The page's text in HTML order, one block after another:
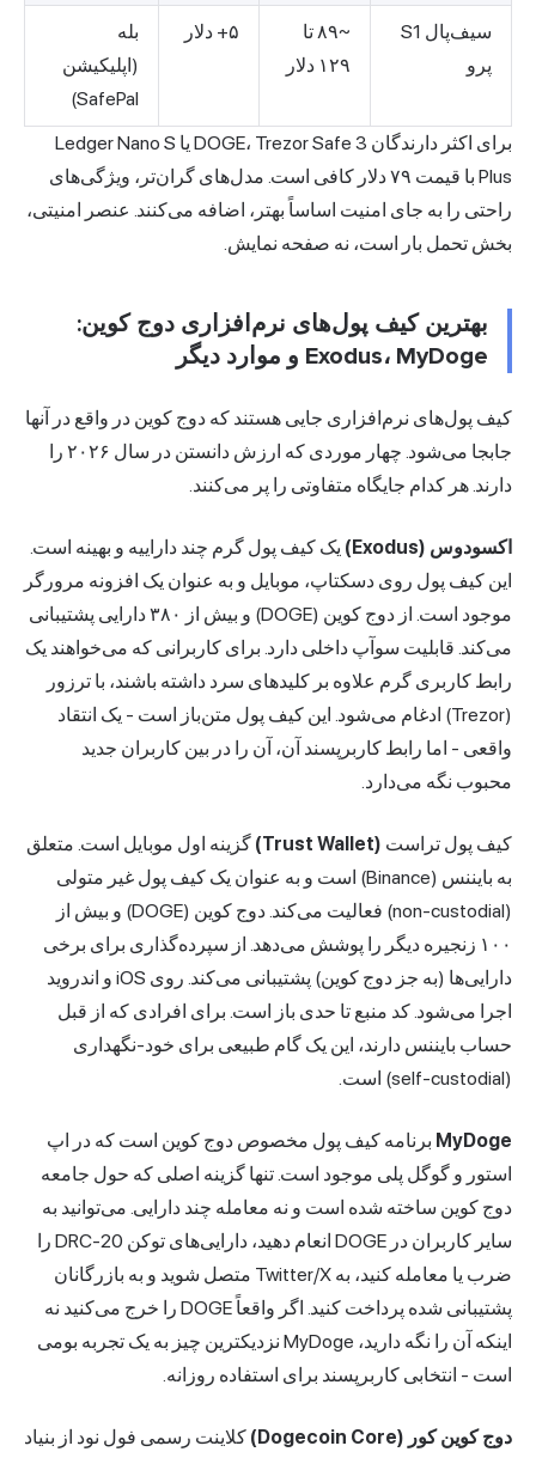
سیف‌پال S1
پرو
~۸۹ تا
۱۲۹ دلار
۵+ دلار
بله
(اپلیکیشن
SafePal)
برای اکثر دارندگان DOGE، Trezor Safe 3 یا Ledger Nano S
Plus با قیمت ۷۹ دلار کافی است. مدل‌های گران‌تر، ویژگی‌های
راحتی را به جای امنیت اساساً بهتر، اضافه می‌کنند. عنصر امنیتی،
بخش تحمل بار است، نه صفحه نمایش.
بهترین کیف پول‌های نرم‌افزاری دوج کوین:
Exodus، MyDoge و موارد دیگر
کیف پول‌های نرم‌افزاری جایی هستند که دوج کوین در واقع در آنها
جابجا می‌شود. چهار موردی که ارزش دانستن در سال ۲۰۲۶ را
دارند. هر کدام جایگاه متفاوتی را پر می‌کنند.
اکسودوس (Exodus)
یک کیف پول گرم چند داراییه و بهینه است.
این کیف پول روی دسکتاپ، موبایل و به عنوان یک افزونه مرورگر
موجود است. از دوج کوین (DOGE) و بیش از ۳۸۰ دارایی پشتیبانی
می‌کند. قابلیت سوآپ داخلی دارد. برای کاربرانی که می‌خواهند یک
رابط کاربری گرم علاوه بر کلیدهای سرد داشته باشند، با ترزور
(Trezor) ادغام می‌شود. این کیف پول متن‌باز است - یک انتقاد
واقعی - اما رابط کاربرپسند آن، آن را در بین کاربران جدید
محبوب نگه می‌دارد.
کیف پول تراست (Trust Wallet)
گزینه اول موبایل است. متعلق
به بایننس (Binance) است و به عنوان یک کیف پول غیر متولی
(non-custodial) فعالیت می‌کند. دوج کوین (DOGE) و بیش از
۱۰۰ زنجیره دیگر را پوشش می‌دهد. از سپرده‌گذاری برای برخی
دارایی‌ها (به جز دوج کوین) پشتیبانی می‌کند. روی iOS و اندروید
اجرا می‌شود. کد منبع تا حدی باز است. برای افرادی که از قبل
حساب بایننس دارند، این یک گام طبیعی برای خود-نگهداری
(self-custodial) است.
MyDoge برنامه کیف پول مخصوص دوج کوین است که در اپ
استور و گوگل پلی موجود است. تنها گزینه اصلی که حول جامعه
دوج کوین ساخته شده است و نه معامله چند دارایی. می‌توانید به
سایر کاربران در DOGE انعام دهید، دارایی‌های توکن DRC-20 را
ضرب یا معامله کنید، به Twitter/X متصل شوید و به بازرگانان
پشتیبانی شده پرداخت کنید. اگر واقعاً DOGE را خرج می‌کنید نه
اینکه آن را نگه دارید، MyDoge نزدیکترین چیز به یک تجربه بومی
است - انتخابی کاربرپسند برای استفاده روزانه.
دوج کوین کور (Dogecoin Core) کلاینت رسمی فول نود از بنیاد